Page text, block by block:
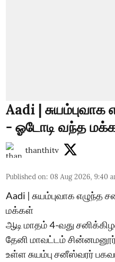
Aadi |
- ஓடோடி வந்த
thanthitv
Published on: 08 Aug 2026, 9:40
Aadi | சுயம்புவாக
மக்கள்
ஆடி மாதம் 4-வது
தேனி மாவட்டம் சின்னமனூர்
உள்ள சுயம்பு சனீஸ்வரர்